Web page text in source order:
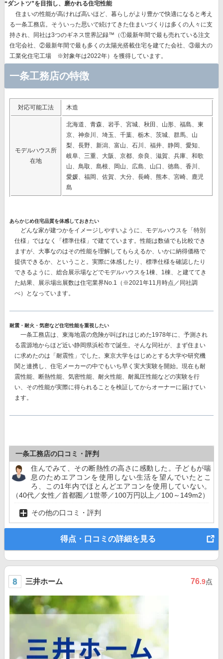
“ダントツ”を目指し、磨かれる住宅性能
住まいの性能が高ければ高いほど、暮らしがより豊かで快適になると考え
る一条工務店。そういった思いで続けてきた住まいづくりは多くの人々に支
持され、同社は3つのギネス世界記録™（①最新年間で最も売れている注文
住宅会社、②最新年間で最も多くの太陽光搭載住宅を建てた会社、③最大の
工業化住宅工場 ※対象年は2022年）を獲得しています。
一条工務店の特徴
対応可能工法 木造
モデルハウス所
在地
北海道、青森、岩手、宮城、秋田、山形、福島、東
京、神奈川、埼玉、千葉、栃木、茨城、群馬、山
梨、長野、新潟、富山、石川、福井、静岡、愛知、
岐阜、三重、大阪、京都、奈良、滋賀、兵庫、和歌
山、鳥取、島根、岡山、広島、山口、徳島、香川、
愛媛、福岡、佐賀、大分、長崎、熊本、宮崎、鹿児
島
あらかじめ住宅品質を体感しておきたい
どんな家が建つかをイメージしやすいように、モデルハウスを「特別
仕様」ではなく「標準仕様」で建てています。性能は数値でも比較でき
ますが、大事なのはその性能を理解してもらえるか、いかに納得価格で
提供できるか、ということ。実際に体感したり、標準仕様を確認したり
できるように、総合展示場などでモデルハウスを1棟、1棟、と建ててき
た結果、 展示場出展数は住宅業界No.1 （※2021年11月時点／同社調
べ）となっています。
耐震・耐火・気密など住宅性能を重視したい
一条工務店は、東海地震の危険が叫ばれはじめた1978年に、予測され
る震源地からほど近い静岡県浜松市で誕生。そんな同社が、まず住まい
に求めたのは「耐震性」でした。東京大学をはじめとする大学や研究機
関と連携し、住宅メーカーの中でもいち早く実大実験を開始。現在も耐
震性能、断熱性能、気密性能、耐火性能、耐風圧性能などの実験を行
い、その性能が実際に得られることを検証してからオーナーに届けてい
ます。
一条工務店の口コミ・評判
住んでみて、その断熱性の高さに感動した。子どもが喘
息のためエアコンを使用しない生活を望んでいたとこ
ろ、この1年内でほとんどエアコンを使用していない。
（40代／女性／首都圏／1世帯／100万円以上／100～149m2）
その他の口コミ・評判
得点・口コミの詳細を見る
三井ホーム 76.9点